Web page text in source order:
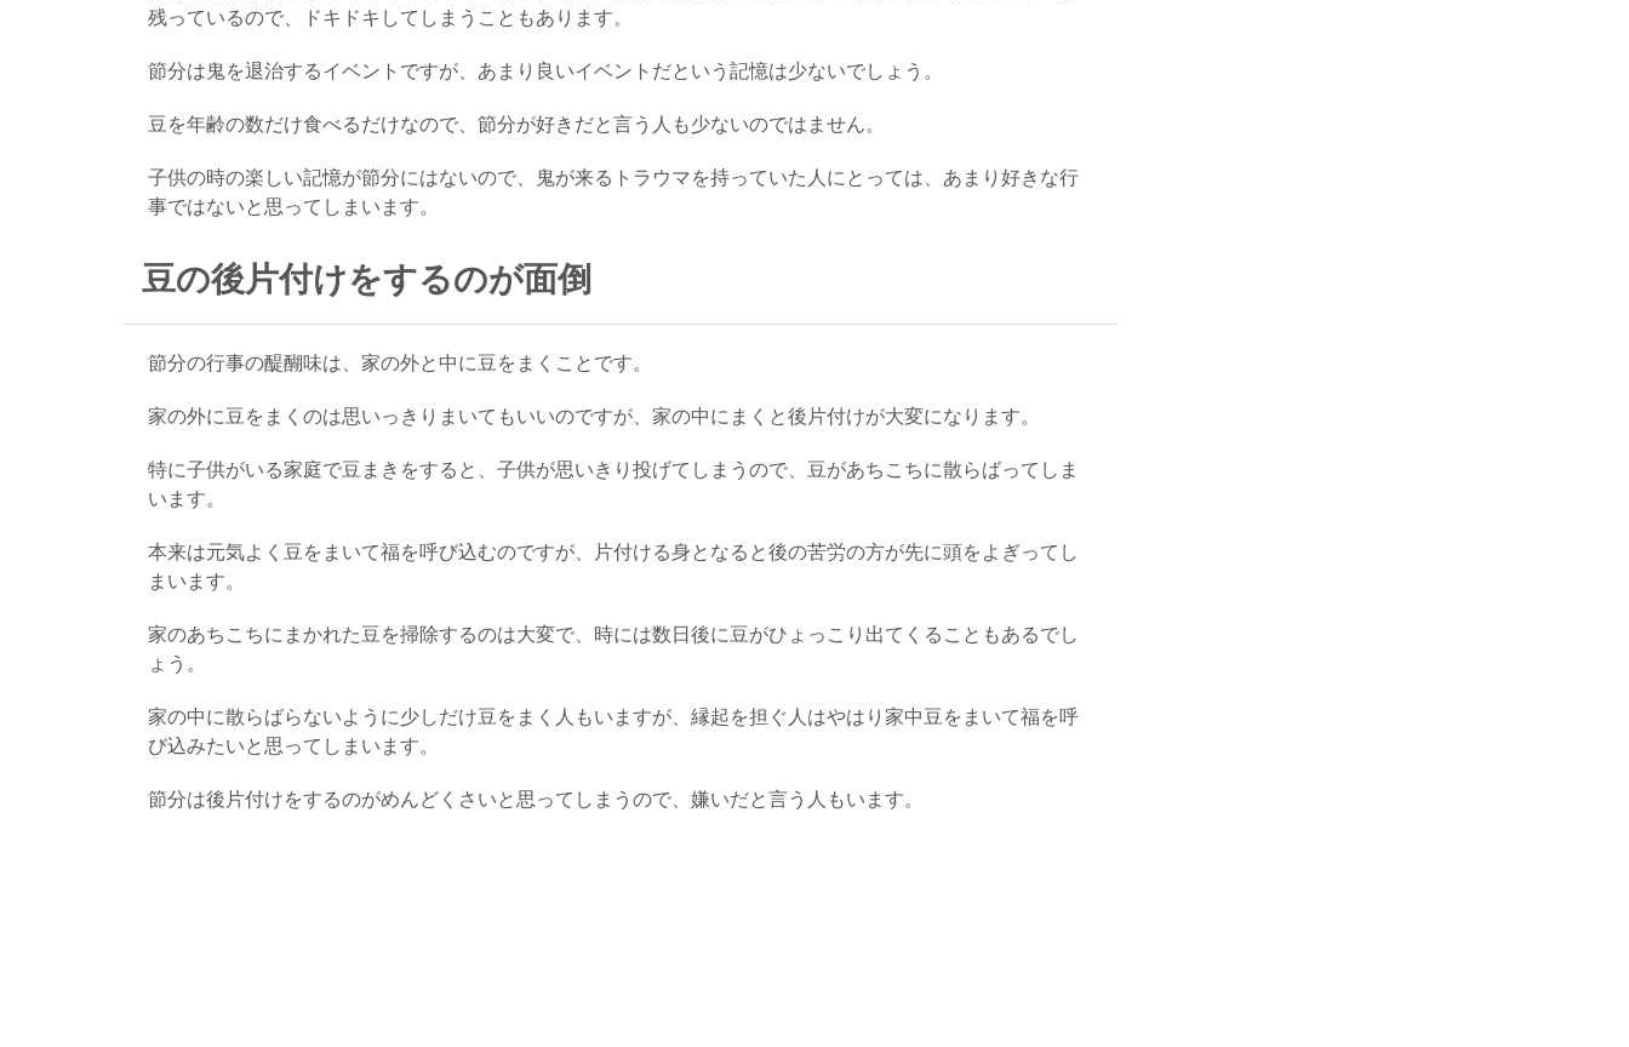
残っているので、ドキドキしてしまうこともあります。
節分は鬼を退治するイベントですが、あまり良いイベントだという記憶は少ないでしょう。
豆を年齢の数だけ食べるだけなので、節分が好きだと言う人も少ないのではません。
子供の時の楽しい記憶が節分にはないので、鬼が来るトラウマを持っていた人にとっては、あまり好きな行
事ではないと思ってしまいます。
豆の後片付けをするのが面倒
節分の行事の醍醐味は、家の外と中に豆をまくことです。
家の外に豆をまくのは思いっきりまいてもいいのですが、家の中にまくと後片付けが大変になります。
特に子供がいる家庭で豆まきをすると、子供が思いきり投げてしまうので、豆があちこちに散らばってしま
います。
本来は元気よく豆をまいて福を呼び込むのですが、片付ける身となると後の苦労の方が先に頭をよぎってし
まいます。
家のあちこちにまかれた豆を掃除するのは大変で、時には数日後に豆がひょっこり出てくることもあるでし
ょう。
家の中に散らばらないように少しだけ豆をまく人もいますが、縁起を担ぐ人はやはり家中豆をまいて福を呼
び込みたいと思ってしまいます。
節分は後片付けをするのがめんどくさいと思ってしまうので、嫌いだと言う人もいます。